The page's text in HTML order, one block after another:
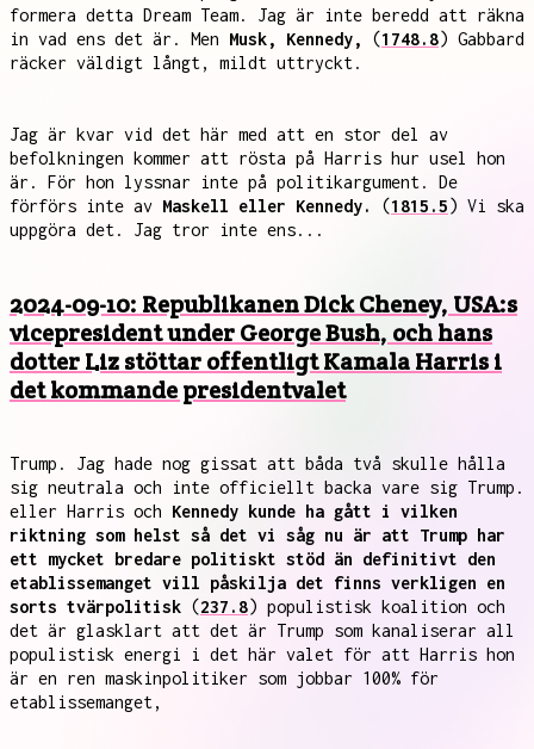
formera detta Dream Team. Jag är inte beredd att räkna
in vad ens det är. Men Musk, Kennedy, (1748.8) Gabbard
räcker väldigt långt, mildt uttryckt.
Jag är kvar vid det här med att en stor del av
befolkningen kommer att rösta på Harris hur usel hon
är. För hon lyssnar inte på politikargument. De
förförs inte av Maskell eller Kennedy. (1815.5) Vi ska
uppgöra det. Jag tror inte ens...
2024-09-10: Republikanen Dick Cheney, USA:s
vicepresident under George Bush, och hans
dotter Liz stöttar offentligt Kamala Harris i
det kommande presidentvalet
Trump. Jag hade nog gissat att båda två skulle hålla
sig neutrala och inte officiellt backa vare sig Trump.
eller Harris och Kennedy kunde ha gått i vilken
riktning som helst så det vi såg nu är att Trump har
ett mycket bredare politiskt stöd än definitivt den
etablissemanget vill påskilja det finns verkligen en
sorts tvärpolitisk (237.8) populistisk koalition och
det är glasklart att det är Trump som kanaliserar all
populistisk energi i det här valet för att Harris hon
är en ren maskinpolitiker som jobbar 100% för
etablissemanget,